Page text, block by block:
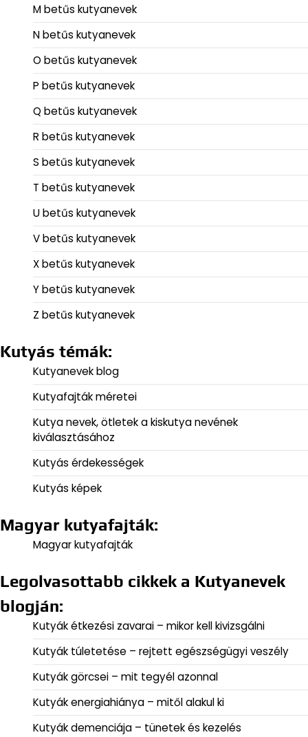
M betűs kutyanevek
N betűs kutyanevek
O betűs kutyanevek
P betűs kutyanevek
Q betűs kutyanevek
R betűs kutyanevek
S betűs kutyanevek
T betűs kutyanevek
U betűs kutyanevek
V betűs kutyanevek
X betűs kutyanevek
Y betűs kutyanevek
Z betűs kutyanevek
Kutyás témák:
Kutyanevek blog
Kutyafajták méretei
Kutya nevek, ötletek a kiskutya nevének
kiválasztásához
Kutyás érdekességek
Kutyás képek
Magyar kutyafajták:
Magyar kutyafajták
Legolvasottabb cikkek a Kutyanevek
blogján:
Kutyák étkezési zavarai – mikor kell kivizsgálni
Kutyák túletetése – rejtett egészségügyi veszély
Kutyák görcsei – mit tegyél azonnal
Kutyák energiahiánya – mitől alakul ki
Kutyák demenciája – tünetek és kezelés